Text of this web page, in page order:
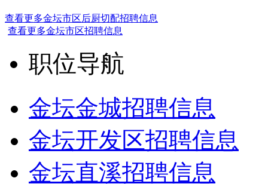
查看更多金坛市区后厨切配招聘信息
查看更多金坛市区招聘信息
职位导航
金坛金城招聘信息
金坛开发区招聘信息
金坛直溪招聘信息